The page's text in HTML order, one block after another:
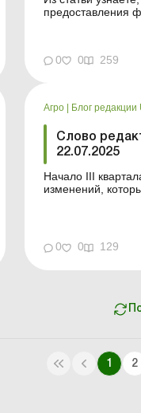
предоставления
Финансовый план
фин...
0 0 259
Агро Блог редакции
Слово
22.07.2025
Начало ІІІ
изменений,
статистической
материалах
0 0 129
1 2